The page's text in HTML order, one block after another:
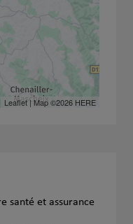
Leaflet| Map ©2026 HERE
santé et assurance